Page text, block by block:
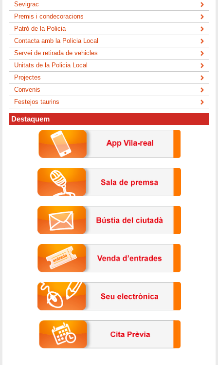
Sevigrac
Premis i condecoracions
Patró de la Policia
Contacta amb la Policia Local
Servei de retirada de vehicles
Unitats de la Policia Local
Projectes
Convenis
Festejos taurins
Destaquem